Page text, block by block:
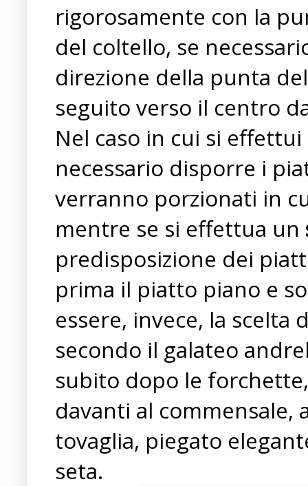
rigorosamente con la
del coltello, se
direzione della punta
seguito verso il centro
Nel caso in cui si
necessario disporre i
verranno porzionati in
mentre se si effettua un
predisposizione dei
prima il piatto piano e
essere, invece, la
secondo il galateo
subito dopo le
davanti al
tovaglia, piegato
seta.